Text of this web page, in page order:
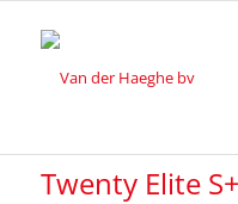
Twenty Elite